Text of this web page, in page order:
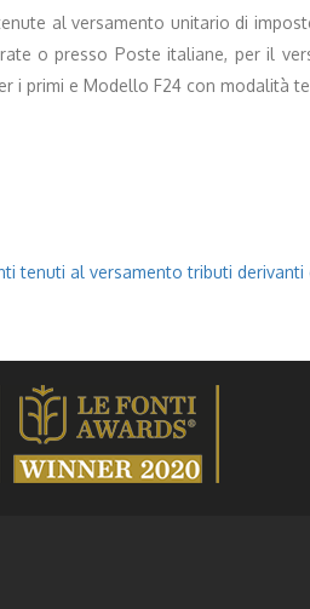
al versamento unitario di
o presso Poste italiane, per il
i primi e Modello F24 con modalità
tenuti al versamento tributi